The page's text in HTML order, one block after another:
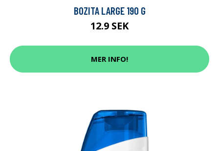
BOZITA LARGE 190 G
12.9 SEK
MER INFO!